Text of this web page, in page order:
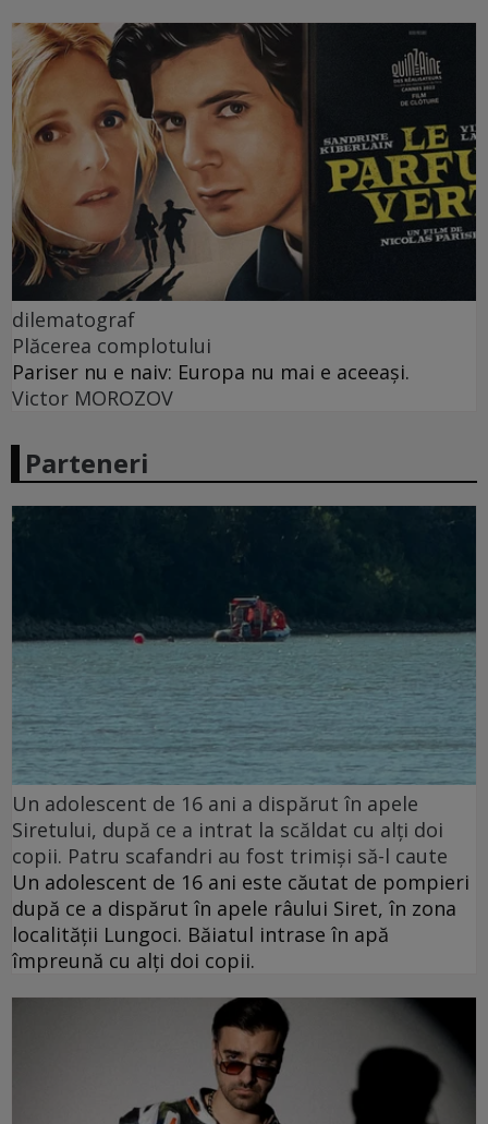
dilematograf
Plăcerea complotului
Pariser nu e naiv: Europa nu mai e aceeași.
Victor MOROZOV
Parteneri
Un adolescent de 16 ani a dispărut în apele
Siretului, după ce a intrat la scăldat cu alți doi
copii. Patru scafandri au fost trimiși să-l caute
Un adolescent de 16 ani este căutat de pompieri
după ce a dispărut în apele râului Siret, în zona
localității Lungoci. Băiatul intrase în apă
împreună cu alți doi copii.